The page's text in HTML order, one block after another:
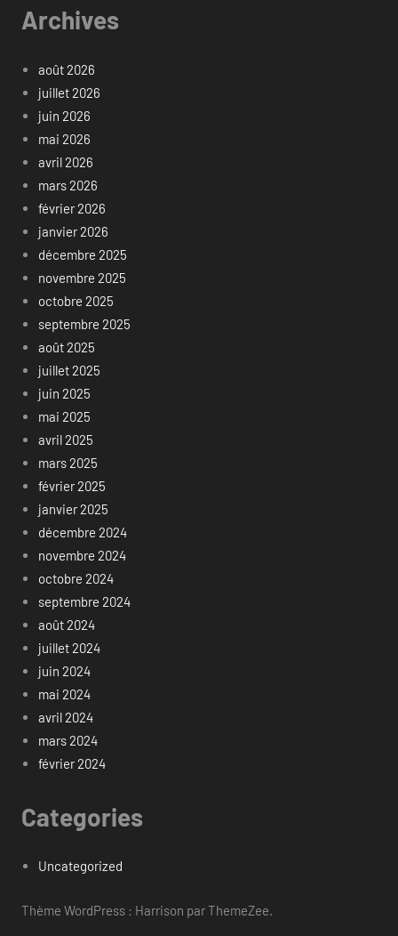
Archives
août 2026
juillet 2026
juin 2026
mai 2026
avril 2026
mars 2026
février 2026
janvier 2026
décembre 2025
novembre 2025
octobre 2025
septembre 2025
août 2025
juillet 2025
juin 2025
mai 2025
avril 2025
mars 2025
février 2025
janvier 2025
décembre 2024
novembre 2024
octobre 2024
septembre 2024
août 2024
juillet 2024
juin 2024
mai 2024
avril 2024
mars 2024
février 2024
Categories
Uncategorized
Thème WordPress : Harrison par ThemeZee.